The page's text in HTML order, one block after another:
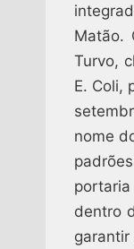
Matão.
Turvo,
E. Coli,
nome
dentro
garantir